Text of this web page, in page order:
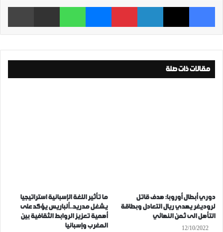
فيسبوك ‫X لينكدإن بينتيريست ماسنجر واتساب مشاركة عبر البريد
مقالات ذات صلة
دوري أبطال أوروبا: هدف قاتل
لروديغر يهدي ريال التعادل وبطاقة
التأهل الى ثمن النهائي
12/10/2022
ما تأثير اللغة الإسبانية استراتيجيا
يشغل مدريد..ألباريس يؤكد على
أهمية تعزيز الروابط الثقافية بين
المغرب وإسبانيا